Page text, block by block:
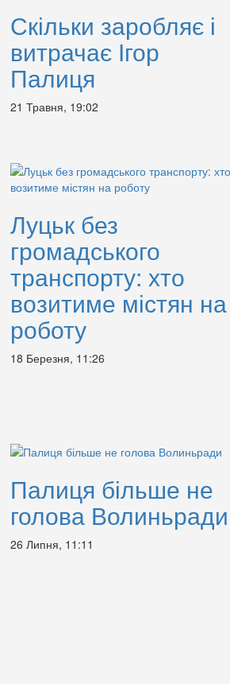
Скільки заробляє і
витрачає Ігор
Палиця
21 Травня, 19:02
Луцьк без
громадського
транспорту: хто
возитиме містян на
роботу
18 Березня, 11:26
Палиця більше не
голова Волиньради
26 Липня, 11:11